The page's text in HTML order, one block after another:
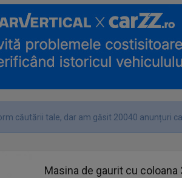
căutării tale, dar am găsit 20040 anunțuri
Masina de gaurit cu coloana